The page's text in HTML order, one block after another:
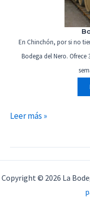
En Chinchón, por si no
Bodega del Nero.
Dia
Turismo
Leer más »
Copyright © 2026 La